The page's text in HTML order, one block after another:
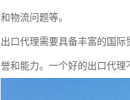
和物流问题等。
出口代理需要具备丰富的国
誉和能力。一个好的出口代